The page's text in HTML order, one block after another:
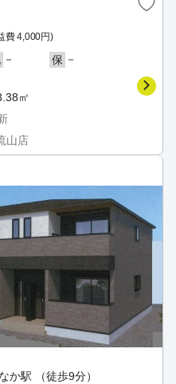
費 4,000円)
－ 保 －
㎡
山店
か駅 （徒歩9分）